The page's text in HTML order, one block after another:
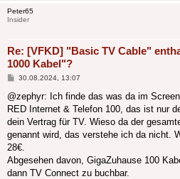
Peter65
Insider
Re: [VFKD] "Basic TV Cable"
1000 Kabel"?
Beitrag
30.08.2024, 13:07
@zephyr: Ich finde das was da im
RED Internet & Telefon 100, das ist nur
dein Vertrag für TV. Wieso da der
genannt wird, das verstehe ich da nicht.
28€.
Abgesehen davon, GigaZuhause 100
dann TV Connect zu buchbar.